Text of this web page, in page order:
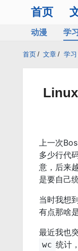
首页
动漫 学习
首页 / 文章 / 学习
上一次
多少行代
意，后来
是要自己
当时我想
有点那啥是
最近我也
wc 统计